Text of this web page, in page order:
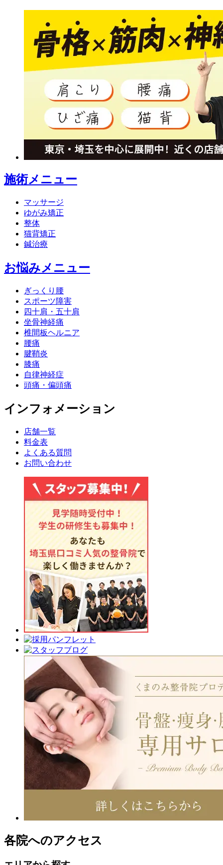
施術メニュー
マッサージ
ゆがみ矯正
整体
猫背矯正
鍼治療
お悩みメニュー
ぎっくり腰
スポーツ障害
四十肩・五十肩
坐骨神経痛
椎間板ヘルニア
腰痛
腱鞘炎
膝痛
自律神経症
頭痛・偏頭痛
インフォメーション
店舗一覧
料金表
よくある質問
お問い合わせ
各院へのアクセス